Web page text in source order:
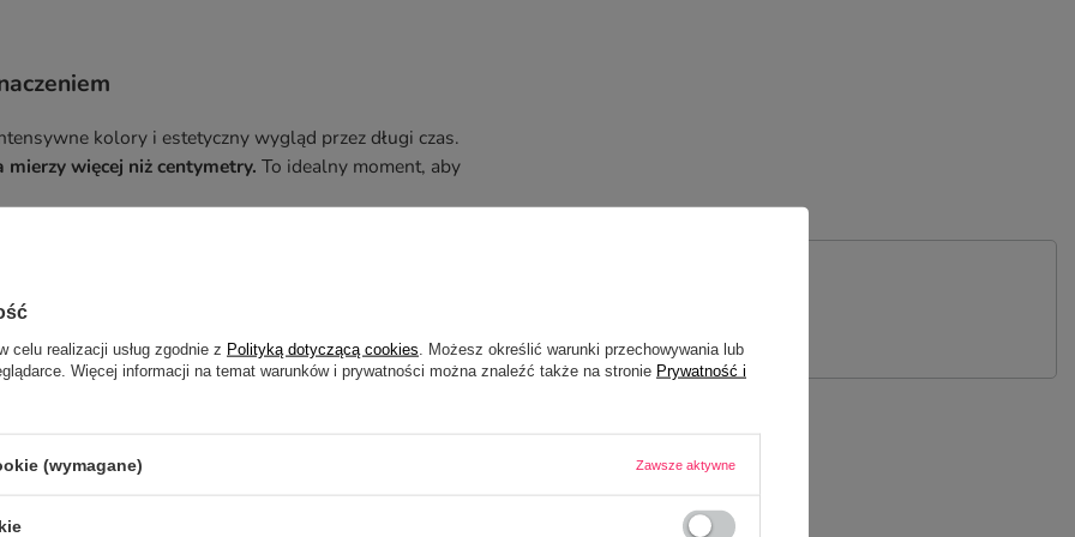
kolory i estetyczny wygląd przez długi czas.
więcej niż centymetry. To idealny moment, aby
najciekawsze pytania i odpowiedzi publikując dla
innych.
MIERNICZA - JEDYNA MIARA MIŁOŚCI
celu realizacji usług zgodnie z Polityką dotyczącą cookies . Możesz określić warunki przechowywania lub
Więcej informacji na temat warunków i prywatności można znaleźć także na stronie Prywatność i
(wymagane) Zawsze aktywne